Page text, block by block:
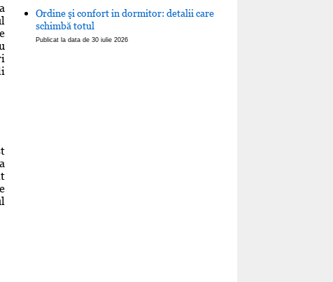
Ordine şi confort in dormitor: detalii care
schimbă totul
Publicat la data de 30 iulie 2026